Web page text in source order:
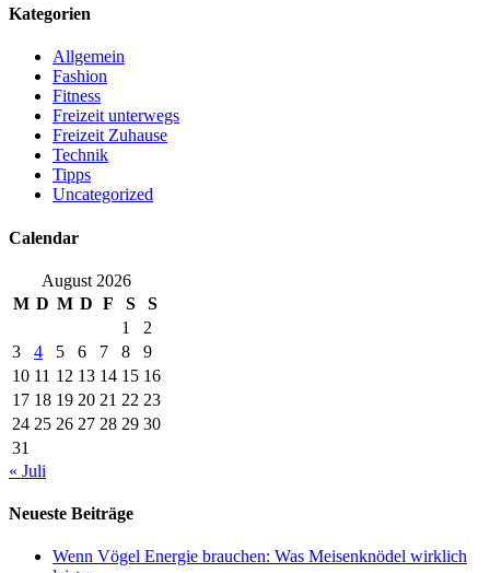
Kategorien
Allgemein
Fashion
Fitness
Freizeit unterwegs
Freizeit Zuhause
Technik
Tipps
Uncategorized
Calendar
August 2026
M D M D F S
S
1
2
3
4 5 6 7 8
9
10 11 12 13 14 15 16
17 18 19 20 21 22 23
24 25 26 27 28 29 30
31
« Juli
Neueste Beiträge
Wenn Vögel Energie brauchen: Was Meisenknödel wirklich